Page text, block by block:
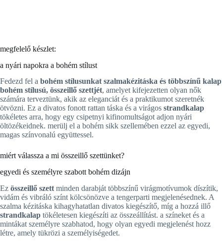
megfelelő készlet:
a nyári napokra a bohém stílust
Fedezd fel a bohém stílusunkat szalmakézitáska és többszínű kalap
bohém stílusú, összeillő szettjét, amelyet kifejezetten olyan nők
számára terveztünk, akik az eleganciát és a praktikumot szeretnék
ötvözni. Ez a divatos fonott rattan táska és a virágos strandkalap
tökéletes arra, hogy egy csipetnyi kifinomultságot adjon nyári
öltözékeidnek. merülj el a bohém sikk szellemében ezzel az egyedi,
magas színvonalú együttessel.
miért válassza a mi összeillő szettünket?
egyedi és személyre szabott bohém dizájn
Ez összeillő szett minden darabját többszínű virágmotívumok díszítik,
vidám és vibráló színt kölcsönözve a tengerparti megjelenésednek. A
szalma kézitáska kihagyhatatlan divatos kiegészítő, míg a hozzá illő
strandkalap tökéletesen kiegészíti az összeállítást. a színeket és a
mintákat személyre szabhatod, hogy olyan egyedi megjelenést hozz
létre, amely tükrözi a személyiségedet.